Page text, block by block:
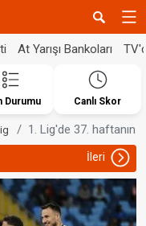
At Yarışı Bankoları
Durumu Canlı Skor
1. Lig'de 37. haftanın
İleri